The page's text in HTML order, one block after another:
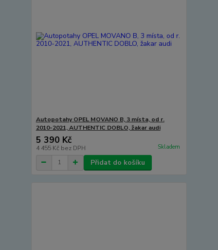
Autopotahy OPEL MOVANO B, 3 místa, od r.
2010-2021, AUTHENTIC DOBLO, žakar audi
5 390 Kč
4 455 Kč bez DPH Skladem
Přidat do košíku